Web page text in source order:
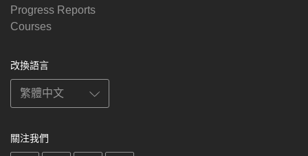
Progress Reports
Courses
改換語言
關注我們